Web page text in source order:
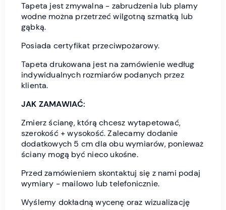
Tapeta jest zmywalna - zabrudzenia lub plamy
wodne można przetrzeć wilgotną szmatką lub
gąbką.
Posiada certyfikat przeciwpożarowy.
Tapeta drukowana jest na zamówienie według
indywidualnych rozmiarów podanych przez
klienta.
JAK ZAMAWIAĆ:
Zmierz ścianę, którą chcesz wytapetować,
szerokość + wysokość. Zalecamy dodanie
dodatkowych 5 cm dla obu wymiarów, ponieważ
ściany mogą być nieco ukośne.
Przed zamówieniem skontaktuj się z nami podaj
wymiary - mailowo lub telefonicznie.
Wyślemy dokładną wycenę oraz wizualizację